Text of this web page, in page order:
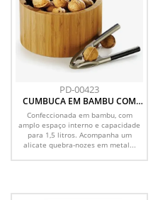
PD-00423
CUMBUCA EM BAMBU COM
QUEBRA-NOZES MADRI - 1,8 L -
2 PÇS
Confeccionada em bambu, com
amplo espaço interno e capacidade
para 1,5 litros. Acompanha um
alicate quebra-nozes em metal...